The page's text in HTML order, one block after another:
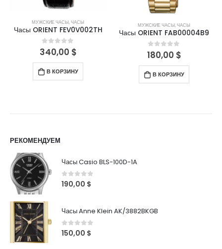
МУЖСКИЕ ЧАСЫ,ЧАСЫ
Часы ORIENT FEV0V002TH
0 out of 5
340,00 $
В КОРЗИНУ
МУЖСКИЕ ЧАСЫ,ЧАСЫ
Часы ORIENT FAB00004B9
0out of 5
180,00 $
В КОРЗИНУ
РЕКОМЕНДУЕМ
Часы Casio BLS-100D-1A
0out of 5
190,00 $
Часы Anne Klein AK/3882BKGB
0out of 5
150,00 $